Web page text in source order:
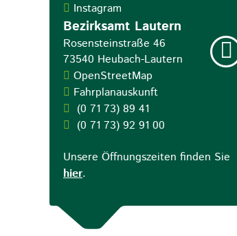
Instagram
Bezirksamt Lautern
Rosensteinstraße 46
73540 Heubach-Lautern
OpenStreetMap
Fahrplanauskunft
(0 71 73) 89 41
(0 71 73) 92 91 00
Unsere Öffnungszeiten finden Sie
hier.